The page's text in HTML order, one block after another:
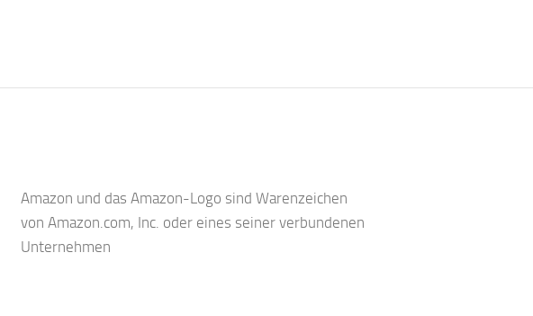
Amazon und das Amazon-Logo sind Warenzeichen
von Amazon.com, Inc. oder eines seiner verbundenen
Unternehmen